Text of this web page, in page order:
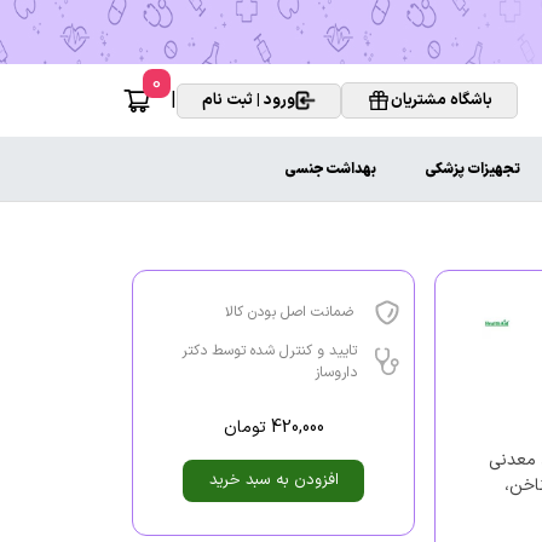
باشگاه مشتریان ورود | ثبت نام |
0
تجهیزات پزشکی بهداشت جنسی
معدنی
ضمانت اصل بودن کالا
تایید و کنترل شده توسط دکتر
داروساز
420,000 تومان
افزودن به سبد خرید